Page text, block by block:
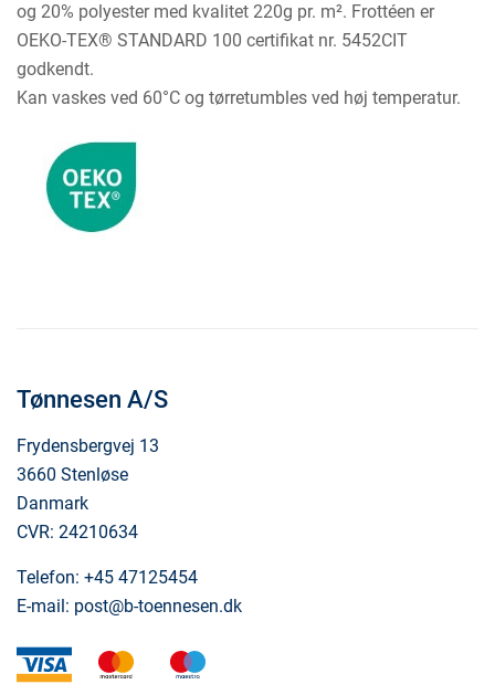
og 20% polyester med kvalitet 220g pr. m². Frottéen er
OEKO-TEX® STANDARD 100 certifikat nr. 5452CIT
godkendt.
Kan vaskes ved 60°C og tørretumbles ved høj temperatur.
Tønnesen A/S
Frydensbergvej 13
3660 Stenløse
Danmark
CVR: 24210634
Telefon: +45 47125454
E-mail: post@b-toennesen.dk
visa mastercard